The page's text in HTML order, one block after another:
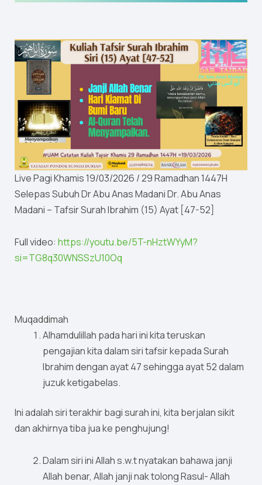
Live Pagi Khamis 19/03/2026 / 29 Ramadhan 1447H
Selepas Subuh Dr Abu Anas Madani Dr. Abu Anas
Madani – Tafsir Surah Ibrahim (15) Ayat [47-52]
Full video: https://youtu.be/5T-nHztWYyM?
si=TG8q30WNSSzU10Oq
Muqaddimah
Alhamdulillah pada hari ini kita teruskan
pengajian kita dalam siri tafsir kepada Surah
Ibrahim dengan ayat 47 sehingga ayat 52 dalam
juzuk ketigabelas.
Ini adalah siri terakhir bagi surah ini, kita berjalan sikit
dan akhirnya tiba jua ke penghujung!
Dalam siri ini Allah s.w.t nyatakan bahawa janji
Allah benar, Allah janji nak tolong Rasul- Allah